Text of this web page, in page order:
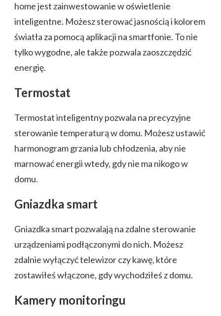
home jest zainwestowanie w oświetlenie
inteligentne. Możesz sterować jasnością i kolorem
światła za pomocą aplikacji na smartfonie. To nie
tylko wygodne, ale także pozwala zaoszczędzić
energię.
Termostat
Termostat inteligentny pozwala na precyzyjne
sterowanie temperaturą w domu. Możesz ustawić
harmonogram grzania lub chłodzenia, aby nie
marnować energii wtedy, gdy nie ma nikogo w
domu.
Gniazdka smart
Gniazdka smart pozwalają na zdalne sterowanie
urządzeniami podłączonymi do nich. Możesz
zdalnie wyłączyć telewizor czy kawę, które
zostawiłeś włączone, gdy wychodziłeś z domu.
Kamery monitoringu